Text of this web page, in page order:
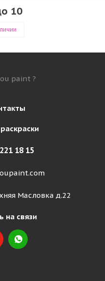
10
paint ?
18 15
Масловка д.22
на связи